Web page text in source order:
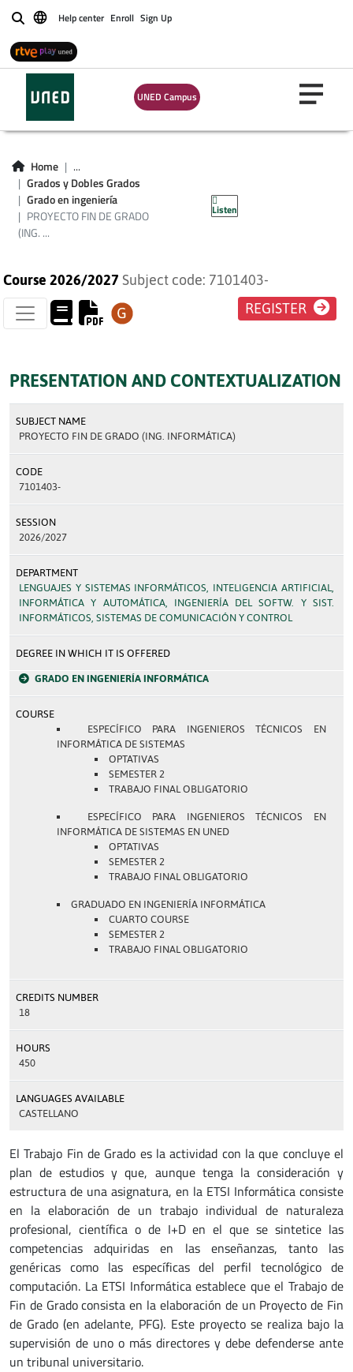
BuscarHelp center Enroll Sign Up
UNED Campus
Home
...
Grados y Dobles Grados
Grado en ingeniería
PROYECTO FIN DE GRADO
(ING. ...
Listen
PROYECTO FIN DE
GRADO (ING.
INFORMÁTICA)
Course 2026/2027 Subject code: 7101403-
REGISTER
PRESENTATION AND CONTEXTUALIZATION
SUBJECT NAME
PROYECTO FIN DE GRADO (ING. INFORMÁTICA)
CODE
7101403-
SESSION
2026/2027
DEPARTMENT
LENGUAJES Y SISTEMAS INFORMÁTICOS, INTELIGENCIA ARTIFICIAL,
INFORMÁTICA Y AUTOMÁTICA, INGENIERÍA DEL SOFTW. Y SIST.
INFORMÁTICOS, SISTEMAS DE COMUNICACIÓN Y CONTROL
DEGREE IN WHICH IT IS OFFERED
GRADO EN INGENIERÍA INFORMÁTICA
COURSE
ESPECÍFICO PARA INGENIEROS TÉCNICOS EN
INFORMÁTICA DE SISTEMAS
OPTATIVAS
SEMESTER 2
TRABAJO FINAL OBLIGATORIO
ESPECÍFICO PARA INGENIEROS TÉCNICOS EN
INFORMÁTICA DE SISTEMAS EN UNED
OPTATIVAS
SEMESTER 2
TRABAJO FINAL OBLIGATORIO
GRADUADO EN INGENIERÍA INFORMÁTICA
CUARTO COURSE
SEMESTER 2
TRABAJO FINAL OBLIGATORIO
CREDITS NUMBER
18
HOURS
450
LANGUAGES AVAILABLE
CASTELLANO
El Trabajo Fin de Grado es la actividad con la que concluye el
plan de estudios y que, aunque tenga la consideración y
estructura de una asignatura, en la ETSI Informática consiste
en la elaboración de un trabajo individual de naturaleza
profesional, científica o de I+D en el que se sintetice las
competencias adquiridas en las enseñanzas, tanto las
genéricas como las específicas del perfil tecnológico de
computación. La ETSI Informática establece que el Trabajo de
Fin de Grado consista en la elaboración de un Proyecto de Fin
de Grado (en adelante, PFG). Este proyecto se realiza bajo la
supervisión de uno o más directores y debe defenderse ante
un tribunal universitario.